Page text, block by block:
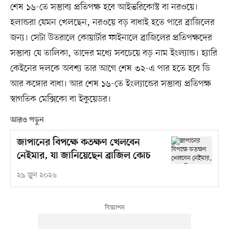
শেষ ১৬-তে সম্ভাব্য প্রতিপক্ষ হবে আইভরিকোস্ট বা নরওয়ে।
হলান্ডরা যেমন খেলছেন, নরওয়ে বড় বাধাই হতে পারে ব্রাজিলের
জন্য। সেটা উতরালে কোয়ার্টার ফাইনালে ব্রাজিলের প্রতিপক্ষদের
সম্ভাব্য যে তালিকা, তাদের মধ্যে সবচেয়ে বড় নাম ইংল্যান্ড। হ্যারি
কেইনের দলকে অবশ্য তার আগে শেষ ৩২-এ পার হতে হবে ডি
আর কঙ্গোর বাধা। আর শেষ ১৬-তে ইংল্যান্ডের সম্ভাব্য প্রতিপক্ষ
স্বাগতিক মেক্সিকো বা ইকুয়েডর।
আরও পড়ুন
জাপানের বিপক্ষে কতক্ষণ খেলবেন
নেইমার, যা জানিয়েছেন ব্রাজিল কোচ
২৯ জুন ২০২৬